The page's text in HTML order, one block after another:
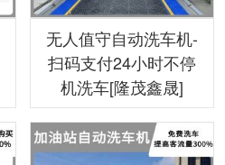
无人值守自动洗车机-
扫码支付24小时不停
机洗车[隆茂鑫晟]